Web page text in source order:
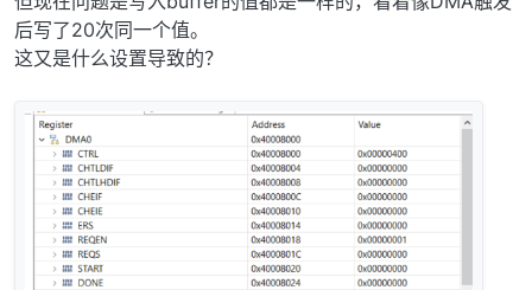
后写了20次同一个值。
这又是什么设置导致的？